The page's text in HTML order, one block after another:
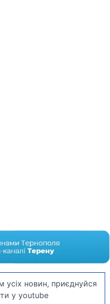
усіх новин, приєднуйся
у youtube